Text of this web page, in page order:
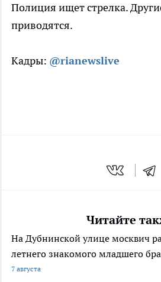
Полиция ищет стрелка.
приводятся.
Кадры: @rianewslive
Читайте
На Дубнинской улице москвич
летнего знакомого младшего
7 августа